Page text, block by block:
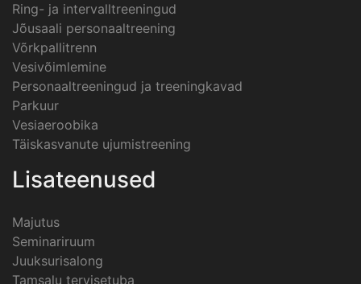
Ring- ja intervalltreeningud
Jõusaali personaaltreening
Võrkpallitrenn
Vesivõimlemine
Personaaltreeningud ja treeningkavad
Parkuur
Vesiaeroobika
Täiskasvanute ujumistreening
Lisateenused
Majutus
Seminariruum
Juuksurisalong
Tamsalu tervisetuba